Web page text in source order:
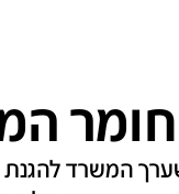
המשרד להגנת